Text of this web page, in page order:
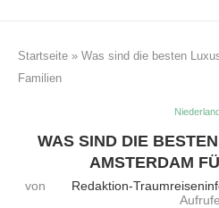
Startseite » Was sind die besten
Familien
WAS SIND DIE
AMSTERDAM
von Redaktion-
Aufrufe